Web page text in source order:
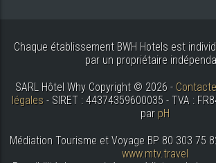
Chaque établissement BWH Hotels est
par un propriétaire
SARL Hôtel Why Copyright © 2026 -
légales- SIRET : 44374359600035 - TVA :
par pH
Médiation Tourisme et Voyage BP 80 303 75
www.mtv.travel